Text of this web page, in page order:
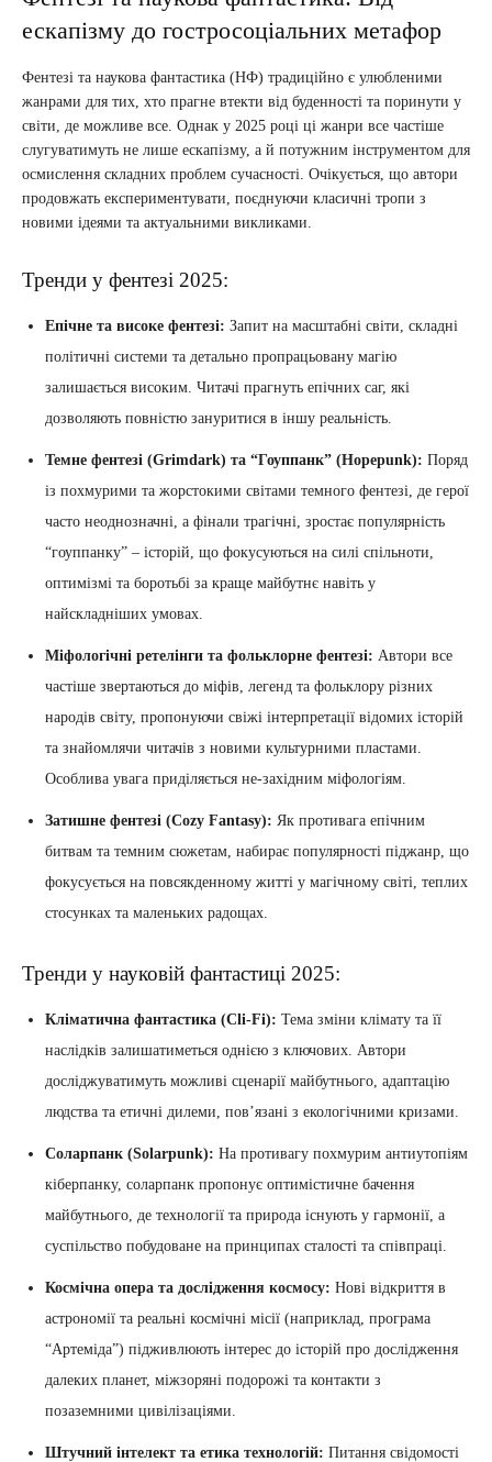
ескапізму до гостросоціальних метафор
Фентезі та наукова фантастика (НФ) традиційно є улюбленими
жанрами для тих, хто прагне втекти від буденності та поринути у
світи, де можливе все. Однак у 2025 році ці жанри все частіше
слугуватимуть не лише ескапізму, а й потужним інструментом для
осмислення складних проблем сучасності. Очікується, що автори
продовжать експериментувати, поєднуючи класичні тропи з
новими ідеями та актуальними викликами.
Тренди у фентезі 2025:
Епічне та високе фентезі: Запит на масштабні світи, складні
політичні системи та детально пропрацьовану магію
залишається високим. Читачі прагнуть епічних саг, які
дозволяють повністю зануритися в іншу реальність.
Темне фентезі (Grimdark) та “Гоуппанк” (Hopepunk): Поряд
із похмурими та жорстокими світами темного фентезі, де герої
часто неоднозначні, а фінали трагічні, зростає популярність
“гоуппанку” – історій, що фокусуються на силі спільноти,
оптимізмі та боротьбі за краще майбутнє навіть у
найскладніших умовах.
Міфологічні ретелінги та фольклорне фентезі: Автори все
частіше звертаються до міфів, легенд та фольклору різних
народів світу, пропонуючи свіжі інтерпретації відомих історій
та знайомлячи читачів з новими культурними пластами.
Особлива увага приділяється не-західним міфологіям.
Затишне фентезі (Cozy Fantasy): Як противага епічним
битвам та темним сюжетам, набирає популярності піджанр, що
фокусується на повсякденному житті у магічному світі, теплих
стосунках та маленьких радощах.
Тренди у науковій фантастиці 2025:
Кліматична фантастика (Cli-Fi): Тема зміни клімату та її
наслідків залишатиметься однією з ключових. Автори
досліджуватимуть можливі сценарії майбутнього, адаптацію
людства та етичні дилеми, пов’язані з екологічними кризами.
Соларпанк (Solarpunk): На противагу похмурим антиутопіям
кіберпанку, соларпанк пропонує оптимістичне бачення
майбутнього, де технології та природа існують у гармонії, а
суспільство побудоване на принципах сталості та співпраці.
Космічна опера та дослідження космосу: Нові відкриття в
астрономії та реальні космічні місії (наприклад, програма
“Артеміда”) підживлюють інтерес до історій про дослідження
далеких планет, міжзоряні подорожі та контакти з
позаземними цивілізаціями.
Штучний інтелект та етика технологій: Питання свідомості